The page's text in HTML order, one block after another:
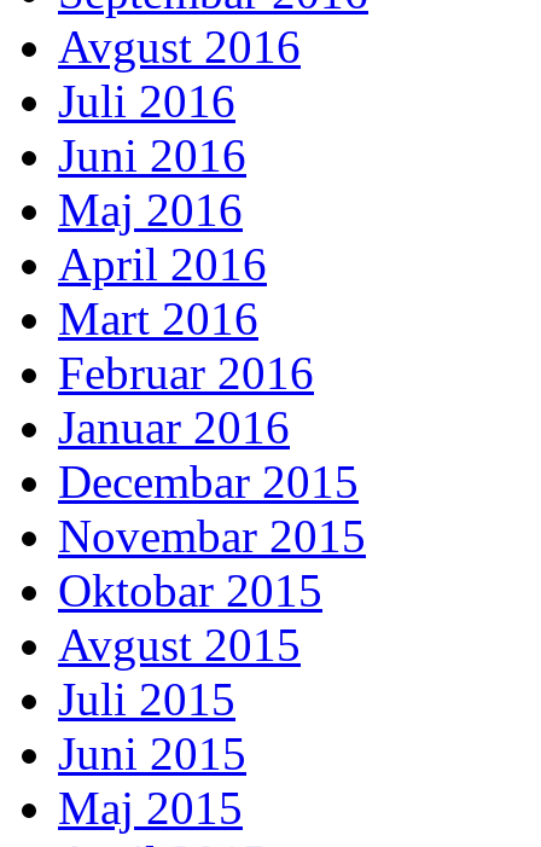
Avgust 2016
Juli 2016
Juni 2016
Maj 2016
April 2016
Mart 2016
Februar 2016
Januar 2016
Decembar 2015
Novembar 2015
Oktobar 2015
Avgust 2015
Juli 2015
Juni 2015
Maj 2015